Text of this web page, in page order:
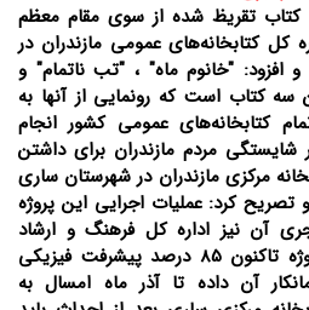
کتاب تقریظ شده از سوی مقام معظم
کل کتابخانه‌های عمومی مازندران در
افزود: "خانوم ماه" ، "تب ناتمام" و
کتاب است که رونمایی از آنها به
کتابخانه‌های عمومی کشور انجام
مردم مازندران برای داشتن
مرکزی مازندران در شهرستان ساری
تصریح کرد: عملیات اجرایی این پروژه
و مجری آن نیز اداره کل فرهنگ و ارشاد
اسلامی استان است. این پروژه تاکنون 85 درصد پیشرفت فیزیکی
آن داده تا آذر ماه امسال به